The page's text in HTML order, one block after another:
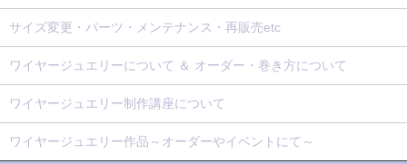
サイズ変更・パーツ・メンテナンス・再販売etc
ワイヤージュエリーについて ＆ オーダー・巻き方について
ワイヤージュエリー制作講座について
ワイヤージュエリー作品～オーダーやイベントにて～